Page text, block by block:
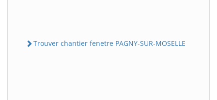
Trouver chantier fenetre PAGNY-SUR-MOSELLE